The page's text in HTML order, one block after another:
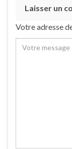
Laisser un
Votre adresse